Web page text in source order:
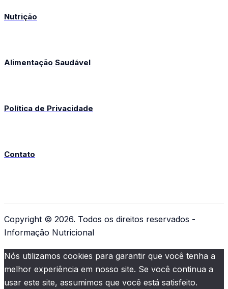
Nutrição
Alimentação Saudável
Política de Privacidade
Contato
Copyright © 2026. Todos os direitos reservados -
Informação Nutricional
Nós utilizamos cookies para garantir que você tenha a
melhor experiência em nosso site. Se você continua a
usar este site, assumimos que você está satisfeito.